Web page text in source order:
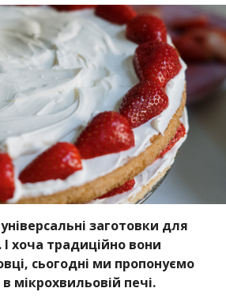
універсальні заготовки для
І хоча традиційно вони
сьогодні ми пропонуємо
мікрохвильовій печі.